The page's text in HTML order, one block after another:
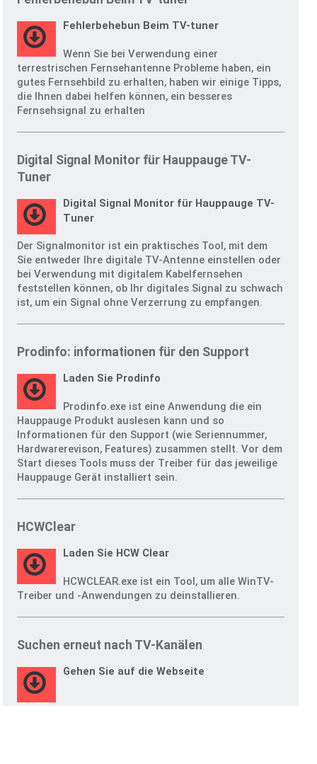
Fehlerbehebun Beim TV-tuner
Wenn Sie bei Verwendung einer
terrestrischen Fernsehantenne Probleme haben, ein
gutes Fernsehbild zu erhalten, haben wir einige Tipps,
die Ihnen dabei helfen können, ein besseres
Fernsehsignal zu erhalten
Digital Signal Monitor für Hauppauge TV-
Tuner
Digital Signal Monitor für Hauppauge TV-
Tuner
Der Signalmonitor ist ein praktisches Tool, mit dem
Sie entweder Ihre digitale TV-Antenne einstellen oder
bei Verwendung mit digitalem Kabelfernsehen
feststellen können, ob Ihr digitales Signal zu schwach
ist, um ein Signal ohne Verzerrung zu empfangen.
Prodinfo: informationen für den Support
Laden Sie Prodinfo
Prodinfo.exe ist eine Anwendung die ein
Hauppauge Produkt auslesen kann und so
Informationen für den Support (wie Seriennummer,
Hardwarerevison, Features) zusammen stellt. Vor dem
Start dieses Tools muss der Treiber für das jeweilige
Hauppauge Gerät installiert sein.
HCWClear
Laden Sie HCW Clear
HCWCLEAR.exe ist ein Tool, um alle WinTV-
Treiber und -Anwendungen zu deinstallieren.
Suchen erneut nach TV-Kanälen
Gehen Sie auf die Webseite